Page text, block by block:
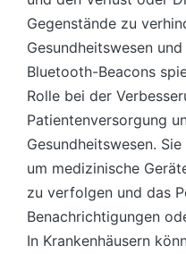
Gegenstände zu
Gesundheitswesen
Bluetooth-Beacons
Rolle bei der
Patientenversorgung
Gesundheitswesen.
um medizinische
zu verfolgen und das
Benachrichtigungen
In Krankenhäusern